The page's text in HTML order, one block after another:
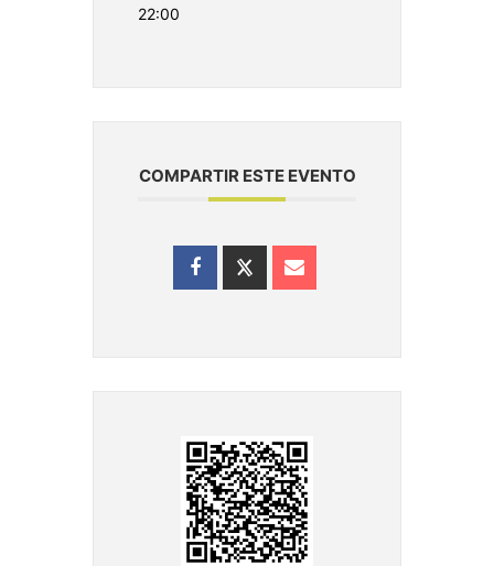
22:00
COMPARTIR ESTE EVENTO